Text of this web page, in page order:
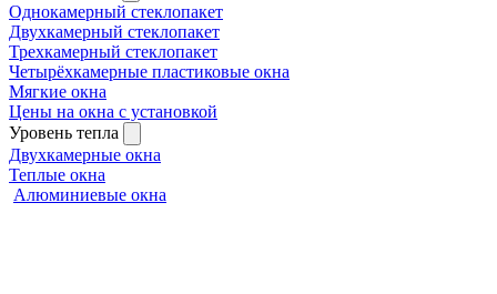
Однокамерный стеклопакет
Двухкамерный стеклопакет
Трехкамерный стеклопакет
Четырёхкамерные пластиковые окна
Мягкие окна
Цены на окна с установкой
Уровень тепла
Двухкамерные окна
Теплые окна
Алюминиевые окна